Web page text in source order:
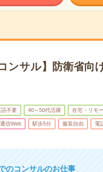
ンサル】防衛省向
語不要 40～50代活躍 在宅・リモ
信Web 駅歩5分 服装自由 電
のコンサルのお仕事